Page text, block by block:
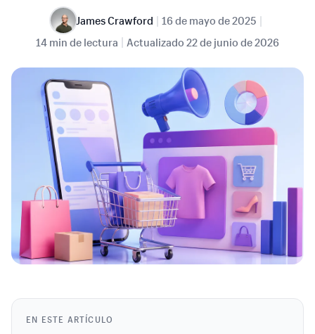
James Crawford | 16 de mayo de 2025 |
14 min de lectura | Actualizado 22 de junio de 2026
EN ESTE ARTÍCULO